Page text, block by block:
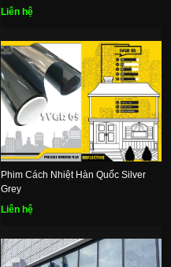
Liên hệ
Phim Cách Nhiệt Hàn Quốc Silver
Grey
Liên hệ